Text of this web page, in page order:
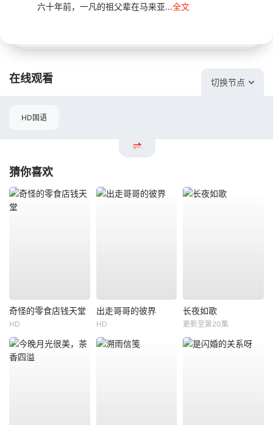
六十年前，一凡的祖父辈在马来亚...全文
在线观看 切换节点
HD国语
猜你喜欢
奇怪的零食店钱天堂
HD
出走哥哥的彼界
HD
长夜如歌
更新至第20集